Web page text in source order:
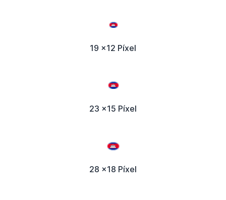
19 x12 Píxel
23 x15 Píxel
28 x18 Píxel